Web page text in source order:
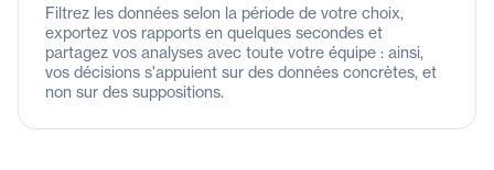
Filtrez les données selon la période de votre choix,
exportez vos rapports en quelques secondes et
partagez vos analyses avec toute votre équipe : ainsi,
vos décisions s'appuient sur des données concrètes, et
non sur des suppositions.